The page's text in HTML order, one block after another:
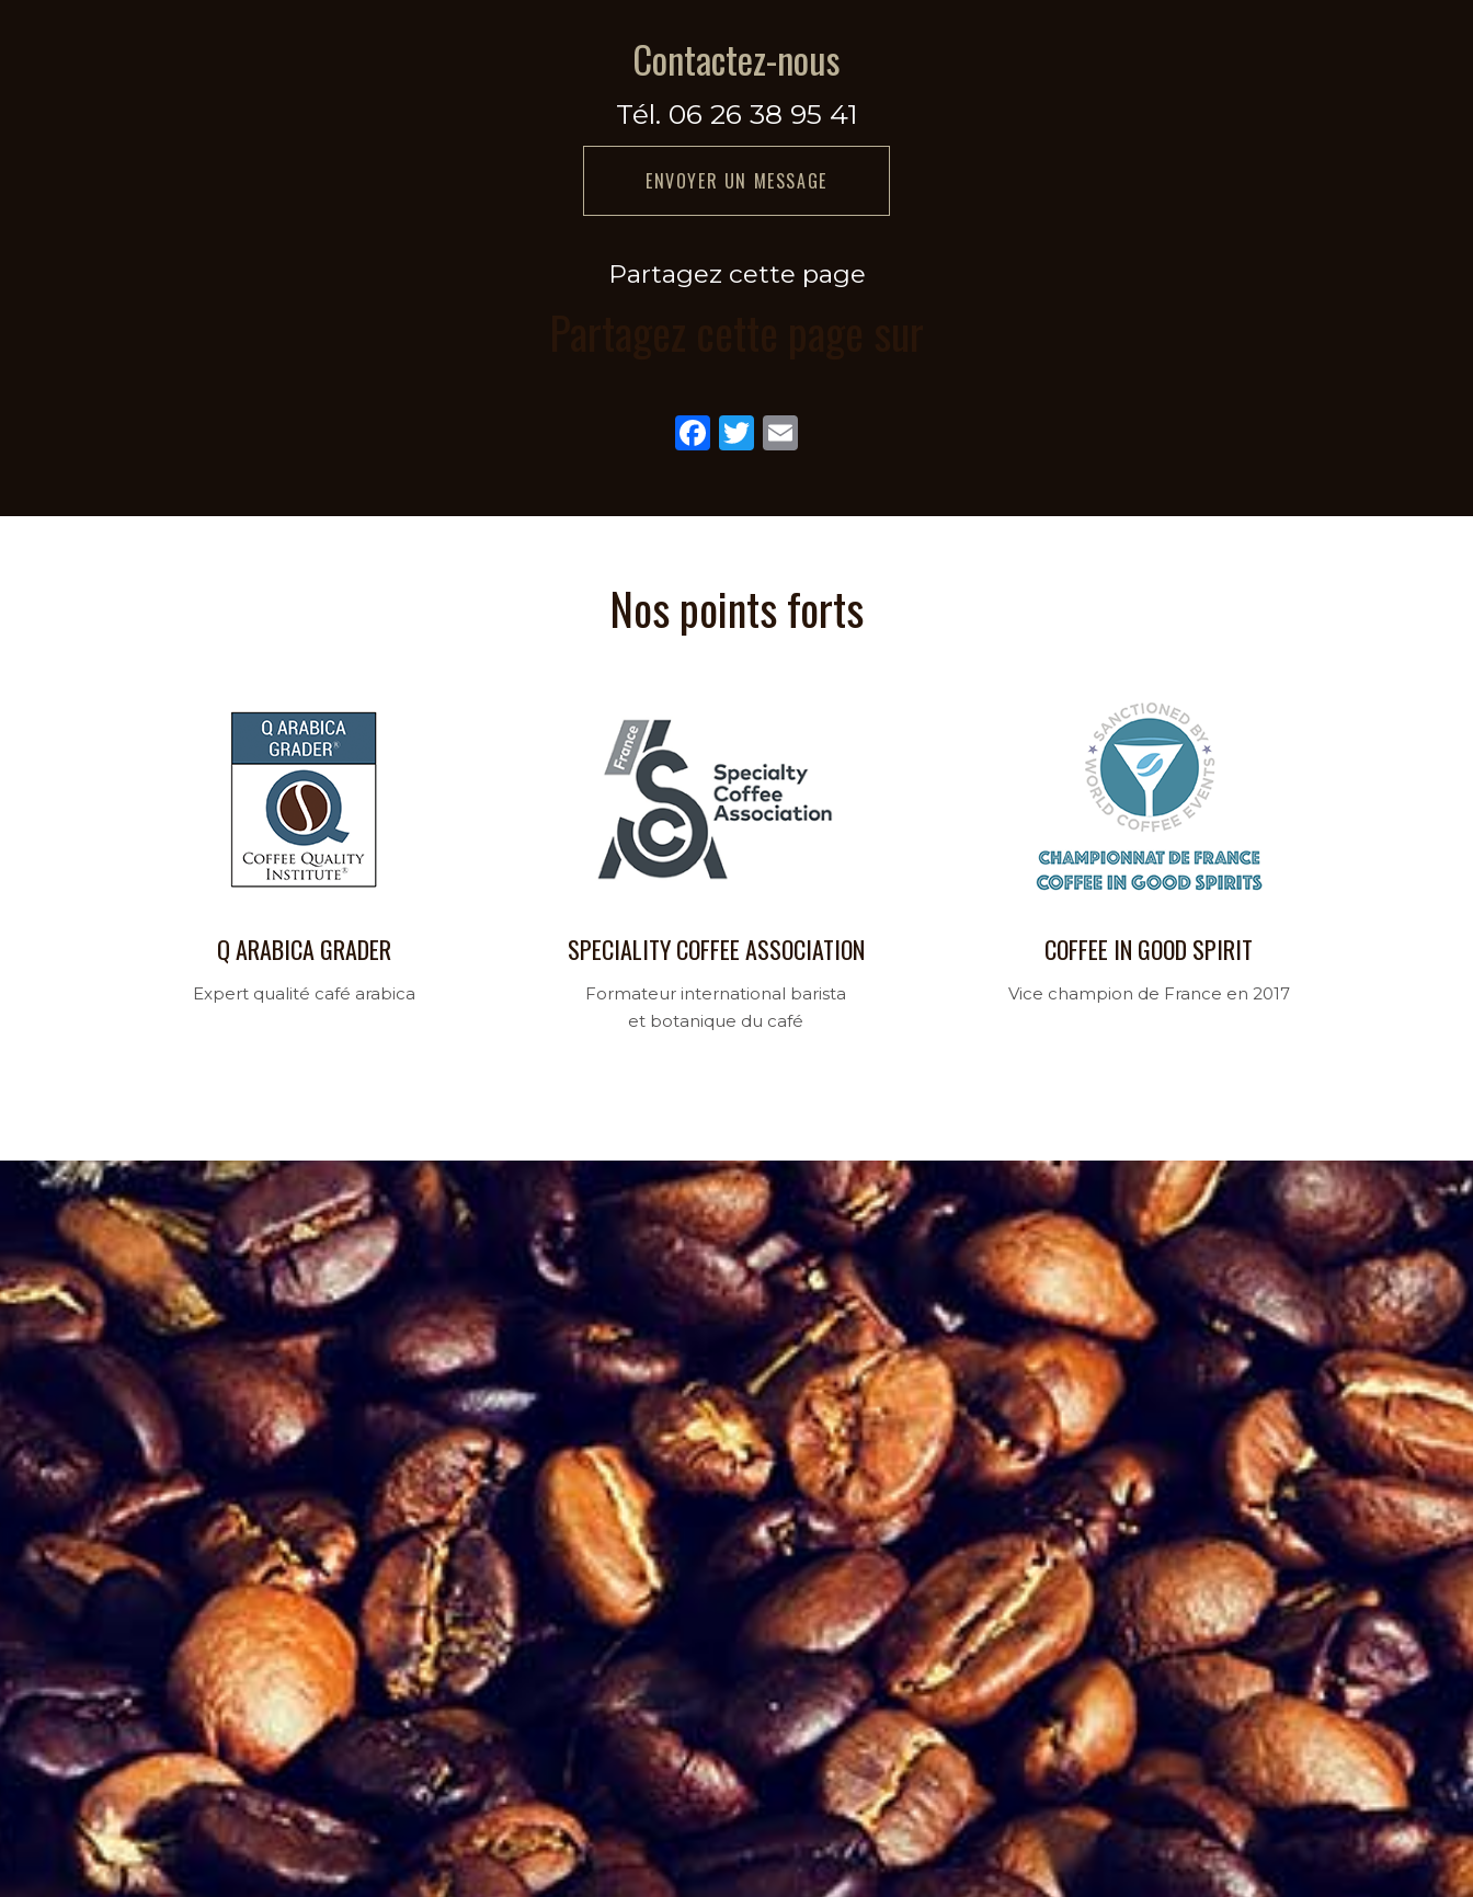
Contactez-nous
Tél. 06 26 38 95 41
ENVOYER UN MESSAGE
Partagez cette page
Facebook
Twitter
Nos points forts
Q ARABICA GRADER
Expert qualité café arabica
SPECIALITY COFFEE ASSOCIATION
Formateur international barista
et botanique du café
COFFEE IN GOOD SPIRIT
Vice champion de France en 2017